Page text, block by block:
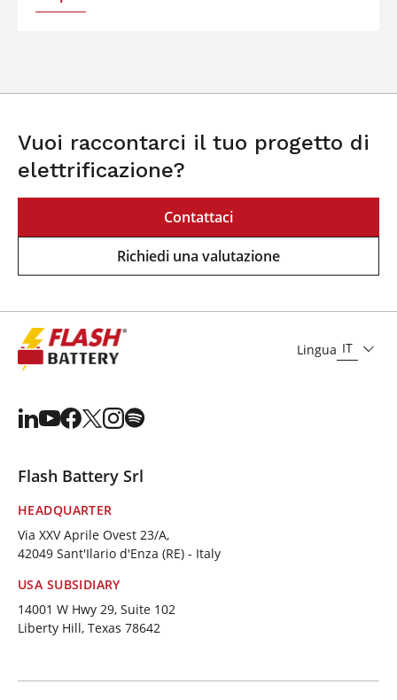
Vuoi raccontarci il tuo progetto di
elettrificazione?
Contattaci
Richiedi una valutazione
Lingua IT
Flash Battery Srl
HEADQUARTER
Via XXV Aprile Ovest 23/A,
42049 Sant'Ilario d'Enza (RE) - Italy
USA SUBSIDIARY
14001 W Hwy 29, Suite 102
Liberty Hill, Texas 78642